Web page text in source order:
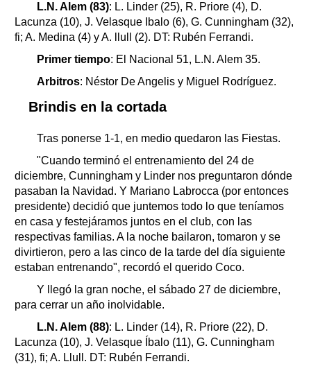
L.N. Alem (83): L. Linder (25), R. Priore (4), D.
Lacunza (10), J. Velasque Ibalo (6), G. Cunningham (32),
fi; A. Medina (4) y A. llull (2). DT: Rubén Ferrandi.
Primer tiempo: El Nacional 51, L.N. Alem 35.
Arbitros: Néstor De Angelis y Miguel Rodríguez.
Brindis en la cortada
Tras ponerse 1-1, en medio quedaron las Fiestas.
"Cuando terminó el entrenamiento del 24 de
diciembre, Cunningham y Linder nos preguntaron dónde
pasaban la Navidad. Y Mariano Labrocca (por entonces
presidente) decidió que juntemos todo lo que teníamos
en casa y festejáramos juntos en el club, con las
respectivas familias. A la noche bailaron, tomaron y se
divirtieron, pero a las cinco de la tarde del día siguiente
estaban entrenando", recordó el querido Coco.
Y llegó la gran noche, el sábado 27 de diciembre,
para cerrar un año inolvidable.
L.N. Alem (88): L. Linder (14), R. Priore (22), D.
Lacunza (10), J. Velasque Íbalo (11), G. Cunningham
(31), fi; A. Llull. DT: Rubén Ferrandi.